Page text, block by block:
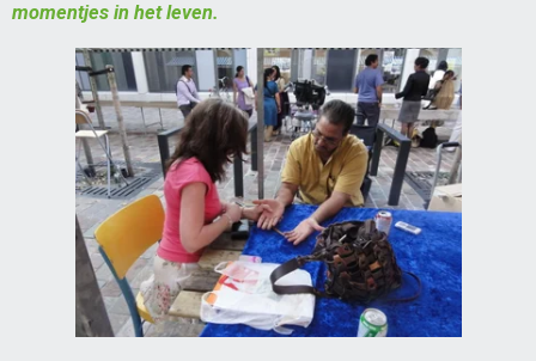
momentjes in het leven.